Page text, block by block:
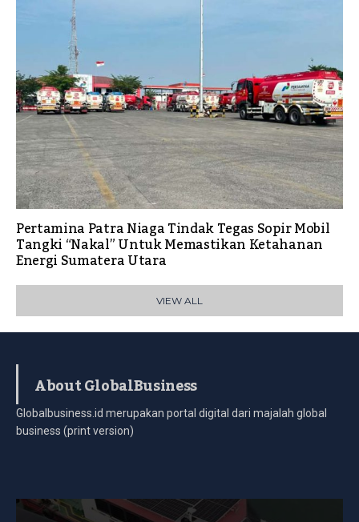
Pertamina Patra Niaga Tindak Tegas Sopir Mobil
Tangki “Nakal” Untuk Memastikan Ketahanan
Energi Sumatera Utara
VIEW ALL
About GlobalBusiness
Globalbusiness.id merupakan portal digital dari majalah global
business (print version)